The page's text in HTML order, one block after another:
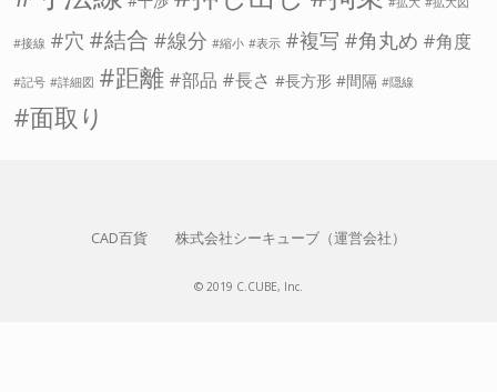
接線 穴 結合 線分 縮小 表示 複写 角丸め 角度
記号 詳細図 距離 部品 長さ 長方形 間隔 隠線
面取り
CAD百貨 株式会社シーキューブ（運営会社）
© 2019 C.CUBE, Inc.